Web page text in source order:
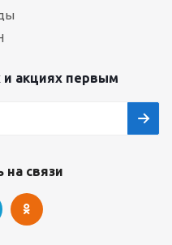
и акциях первым
на связи